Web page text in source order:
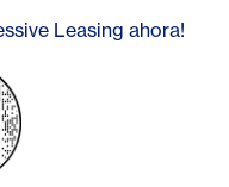
Leasing ahora!